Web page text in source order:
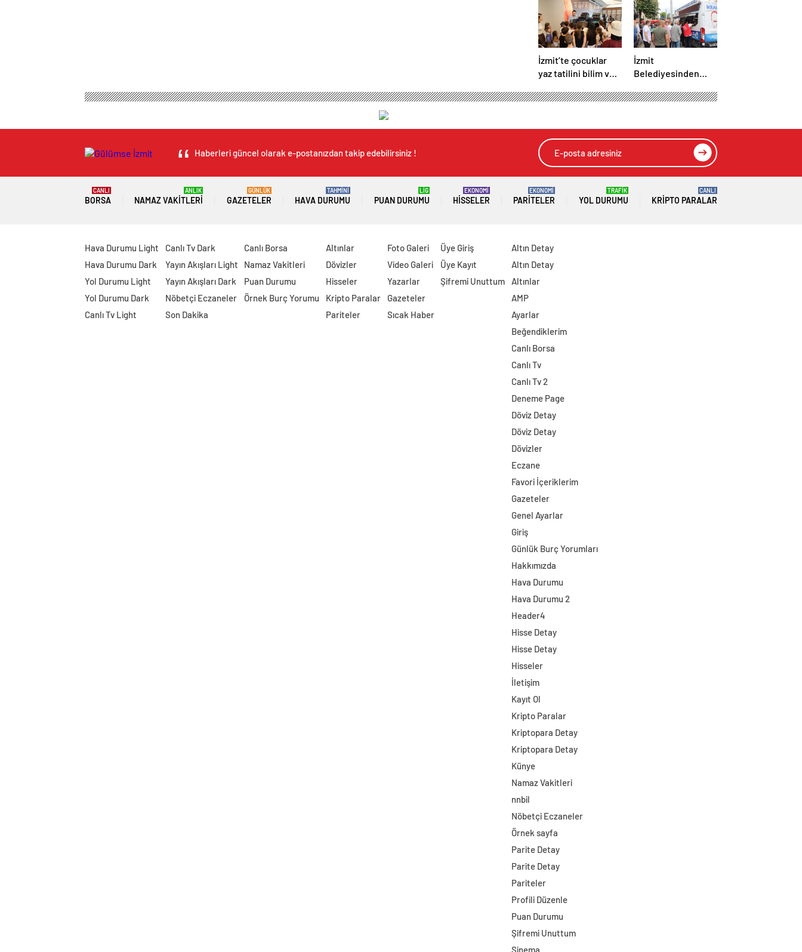
İzmit’te çocuklar
yaz tatilini bilim ve
İzmit
Belediyesinden
vatandaşlara tatlı
Haberleri güncel olarak e-postanızdan takip edebilirsiniz !
BORSA
CANLI
NAMAZ VAKITLERI
ANLIK
GAZETELER
GÜNLÜK
HAVA DURUMU
TAHMİNİ
PUAN DURUMU
LİG
HISSELER
EKONOMİ
PARITELER
EKONOMİ
YOL DURUMU
TRAFİK
KRIPTO PARALAR
CANLI
Hava Durumu Light
Hava Durumu Dark
Yol Durumu Light
Yol Durumu Dark
Canlı Tv Light
Canlı Tv Dark
Yayın Akışları Light
Yayın Akışları Dark
Nöbetçi Eczaneler
Son Dakika
Canlı Borsa
Namaz Vakitleri
Puan Durumu
Örnek Burç Yorumu
Altınlar
Dövizler
Hisseler
Kripto Paralar
Pariteler
Foto Galeri
Video Galeri
Yazarlar
Gazeteler
Sıcak Haber
Üye Giriş
Üye Kayıt
Şifremi Unuttum
Altın Detay
Altın Detay
Altınlar
AMP
Ayarlar
Beğendiklerim
Canlı Borsa
Canlı Tv
Canlı Tv 2
Deneme Page
Döviz Detay
Döviz Detay
Dövizler
Eczane
Favori İçeriklerim
Gazeteler
Genel Ayarlar
Giriş
Günlük Burç Yorumları
Hakkımızda
Hava Durumu
Hava Durumu 2
Header4
Hisse Detay
Hisse Detay
Hisseler
İletişim
Kayıt Ol
Kripto Paralar
Kriptopara Detay
Kriptopara Detay
Künye
Namaz Vakitleri
nnbil
Nöbetçi Eczaneler
Örnek sayfa
Parite Detay
Parite Detay
Pariteler
Profili Düzenle
Puan Durumu
Şifremi Unuttum
Sinema